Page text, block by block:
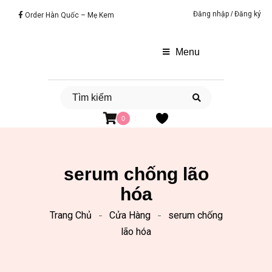
Order Hàn Quốc – Mẹ Kem Đăng nhập /Đăng ký
Menu
0
serum chống lão
hóa
Trang Chủ Cửa Hàng
serum chống
lão hóa